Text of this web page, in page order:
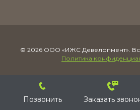
Заказать
Позвонить
© 2026 ООО «ИЖС Девелопмент».
Политика